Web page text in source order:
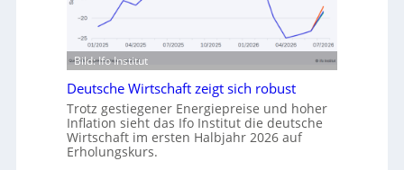
u
s
t
r
i
e
-
ü
r
n
a
c
h
Bild: Ifo Institut
Deutsche Wirtschaft zeigt sich robust
Trotz gestiegener Energiepreise und hoher
Inflation sieht das Ifo Institut die deutsche
Wirtschaft im ersten Halbjahr 2026 auf
Erholungskurs.